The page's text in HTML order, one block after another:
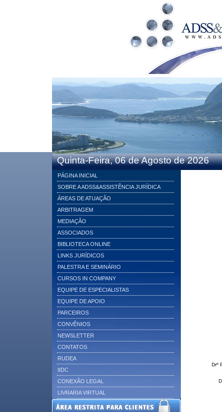
Quinta-Feira, 06 de Agosto de 2026
PÁGINA INICIAL
SOBRE A ADSS&ASSISTÊNCIA JURÍDICA
ÁREAS DE ATUAÇÃO
ARBITRAGEM
MEDIAÇÃO
ASSOCIADOS
BIBLIOTECA ONLINE
LINKS JURÍDICOS
PALESTRA E SEMINÁRIO
CURSOS IN COMPANY
EQUIPE DE ESPECIALISTAS
EQUIPE DE APOIO
PARCEIROS
CONVÊNIOS
NEWSLETTER
CONTATOS
RUDEA
IIDC
CONEXÃO LEGAL
LIVRARIA VIRTUAL
Drº